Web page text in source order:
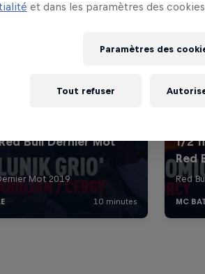
et dans les paramètres des
Paramètres des
Tout refuser